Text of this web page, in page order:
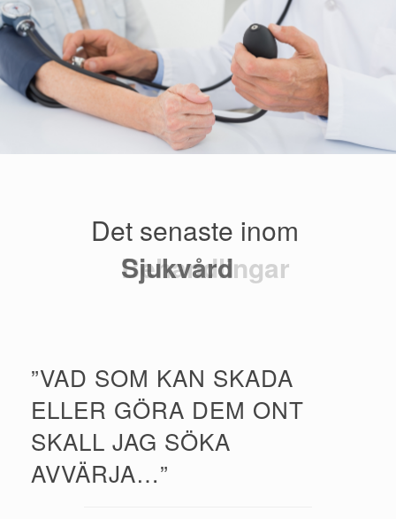
Det senaste inom
Behandlingar
Sjukvård
”VAD SOM KAN SKADA
ELLER GÖRA DEM ONT
SKALL JAG SÖKA
AVVÄRJA…”